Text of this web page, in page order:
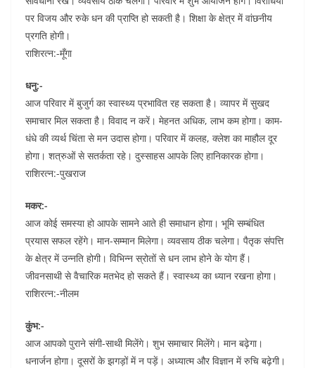
पर विजय और रुके धन की प्राप्ति हो सकती है। शिक्षा के क्षेत्र में वांछनीय
प्रगति होगी।
राशिरत्न:-मूँगा
धनु:-
आज परिवार में बुजुर्ग का स्वास्थ्य प्रभावित रह सकता है। व्यापर में सुखद
समाचार मिल सकता है। विवाद न करें। मेहनत अधिक, लाभ कम होगा। काम-
धंधे की व्यर्थ चिंता से मन उदास होगा। परिवार में कलह, क्लेश का माहौल दूर
होगा। शत्रुओं से सतर्कता रहे। दुस्साहस आपके लिए हानिकारक होगा।
राशिरत्न:-पुखराज
मकर:-
आज कोई समस्या हो आपके सामने आते ही समाधान होगा। भूमि सम्बंधित
प्रयास सफल रहेंगे। मान-सम्मान मिलेगा। व्यवसाय ठीक चलेगा। पैतृक संपत्ति
के क्षेत्र में उन्नति होगी। विभिन्न स्रोतों से धन लाभ होने के योग हैं।
जीवनसाथी से वैचारिक मतभेद हो सकते हैं। स्वास्थ्य का ध्यान रखना होगा।
राशिरत्न:-नीलम
कुंभ:-
आज आपको पुराने संगी-साथी मिलेंगे। शुभ समाचार मिलेंगे। मान बढ़ेगा।
धनार्जन होगा। दूसरों के झगड़ों में न पड़ें। अध्यात्म और विज्ञान में रुचि बढ़ेगी।